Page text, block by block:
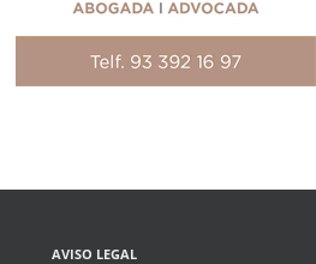
AVISO LEGAL